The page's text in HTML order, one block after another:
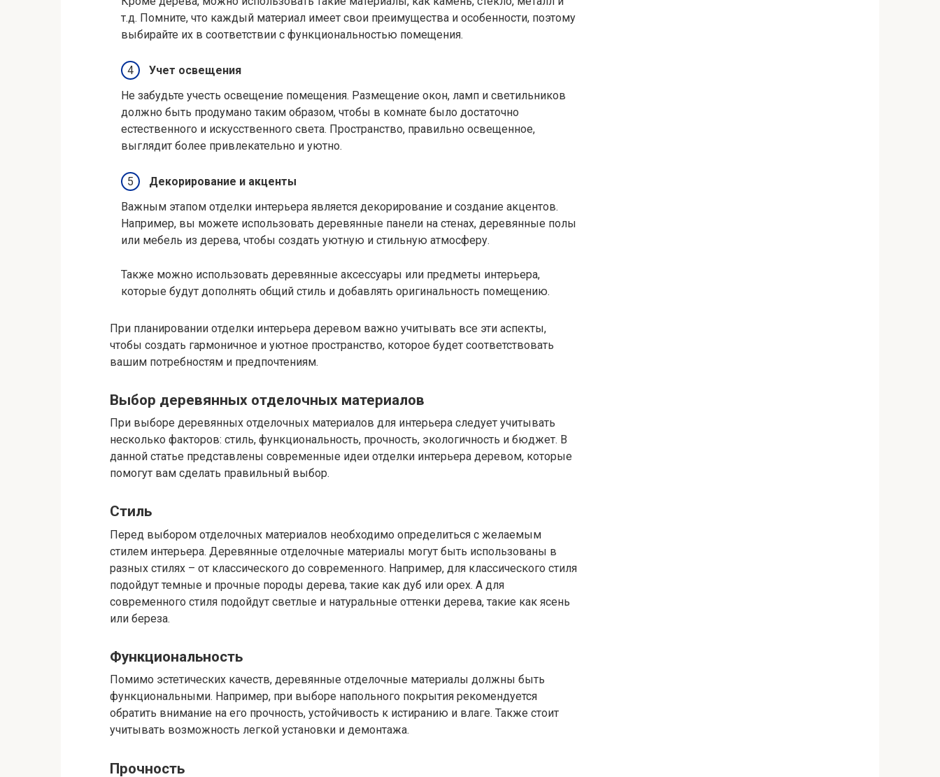
т.д. Помните, что каждый материал имеет свои преимущества и особенности, поэтому
выбирайте их в соответствии с функциональностью помещения.
Учет освещения
Не забудьте учесть освещение помещения. Размещение окон, ламп и светильников
должно быть продумано таким образом, чтобы в комнате было достаточно
естественного и искусственного света. Пространство, правильно освещенное,
выглядит более привлекательно и уютно.
Декорирование и акценты
Важным этапом отделки интерьера является декорирование и создание акцентов.
Например, вы можете использовать деревянные панели на стенах, деревянные полы
или мебель из дерева, чтобы создать уютную и стильную атмосферу.
Также можно использовать деревянные аксессуары или предметы интерьера,
которые будут дополнять общий стиль и добавлять оригинальность помещению.
При планировании отделки интерьера деревом важно учитывать все эти аспекты,
чтобы создать гармоничное и уютное пространство, которое будет соответствовать
вашим потребностям и предпочтениям.
Выбор деревянных отделочных материалов
При выборе деревянных отделочных материалов для интерьера следует учитывать
несколько факторов: стиль, функциональность, прочность, экологичность и бюджет. В
данной статье представлены современные идеи отделки интерьера деревом, которые
помогут вам сделать правильный выбор.
Стиль
Перед выбором отделочных материалов необходимо определиться с желаемым
стилем интерьера. Деревянные отделочные материалы могут быть использованы в
разных стилях – от классического до современного. Например, для классического стиля
подойдут темные и прочные породы дерева, такие как дуб или орех. А для
современного стиля подойдут светлые и натуральные оттенки дерева, такие как ясень
или береза.
Функциональность
Помимо эстетических качеств, деревянные отделочные материалы должны быть
функциональными. Например, при выборе напольного покрытия рекомендуется
обратить внимание на его прочность, устойчивость к истиранию и влаге. Также стоит
учитывать возможность легкой установки и демонтажа.
Прочность